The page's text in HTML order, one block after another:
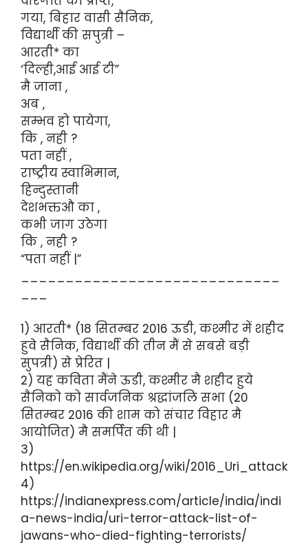
गया, बिहार वासी सैनिक,
विद्यार्थी की सपुत्री –
आरती* का
‘दिल्ही,आई आई टी”
मै जाना ,
अब ,
सम्भव हो पायेगा,
कि , नही ?
पता नहीं ,
राष्ट्रीय स्वाभिमान,
हिन्दुस्तानी
देशभक्तऔ का ,
कभी जाग उठेगा
कि , नही ?
“पता नहीं |”
_____________________________
___
1) आरती* (18 सितम्बर 2016 ऊडी, कश्मीर में शहीद
हुवे सैनिक, विद्यार्थी की तीन मैं से सबसे बड़ी
सुपत्री) से प्रेरित |
2) यह कविता मैंने ऊडी, कश्मीर मै शहीद हुये
सैनिको को सार्वजनिक श्रद्धांजलि सभा (20
सितम्बर 2016 की शाम को संचार विहार मै
आयोजित) मै समर्पित की थी |
3)
https://en.wikipedia.org/wiki/2016_Uri_attack
4)
https://indianexpress.com/article/india/indi
a-news-india/uri-terror-attack-list-of-
jawans-who-died-fighting-terrorists/